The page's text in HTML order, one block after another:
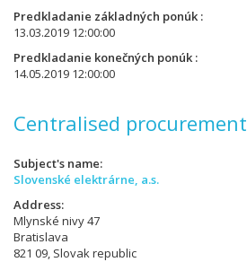
Predkladanie základných ponúk
13.03.2019 12:00:00
Predkladanie konečných ponúk
14.05.2019 12:00:00
Centralised procurement
Subject's name
Slovenské elektrárne, a.s.
Address
Mlynské nivy 47
Bratislava
821 09, Slovak republic